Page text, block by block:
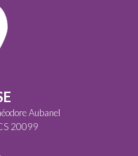
Aubanel
20099